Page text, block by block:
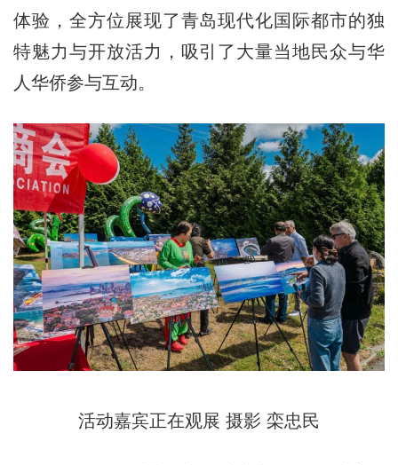
体验，全方位展现了青岛现代化国际都市的独
特魅力与开放活力，吸引了大量当地民众与华
人华侨参与互动。
活动嘉宾正在观展 摄影 栾忠民